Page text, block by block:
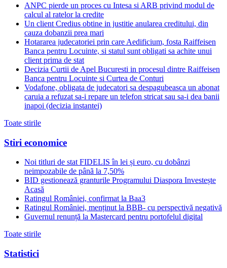
ANPC pierde un proces cu Intesa si ARB privind modul de
calcul al ratelor la credite
Un client Credius obtine in justitie anularea creditului, din
cauza dobanzii prea mari
Hotararea judecatoriei prin care Aedificium, fosta Raiffeisen
Banca pentru Locuinte, si statul sunt obligati sa achite unui
client prima de stat
Decizia Curtii de Apel Bucuresti in procesul dintre Raiffeisen
Banca pentru Locuinte si Curtea de Conturi
Vodafone, obligata de judecatori sa despagubeasca un abonat
caruia a refuzat sa-i repare un telefon stricat sau sa-i dea banii
inapoi (decizia instantei)
Toate stirile
Stiri economice
Noi titluri de stat FIDELIS în lei și euro, cu dobânzi
neimpozabile de pânã la 7,50%
BID gestionează granturile Programului Diaspora Investește
Acasă
Ratingul României, confirmat la Baa3
Ratingul României, menținut la BBB- cu perspectivă negativă
Guvernul renunță la Mastercard pentru portofelul digital
Toate stirile
Statistici